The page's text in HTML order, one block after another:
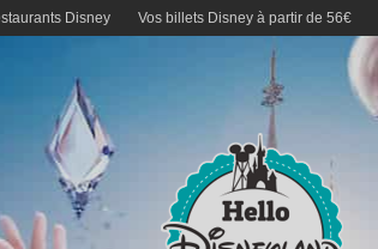
Disney Vos billets Disney à partir de 56€